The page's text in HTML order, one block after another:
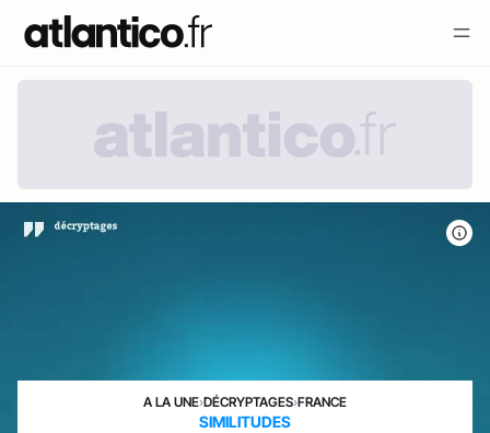
A LA UNE›DÉCRYPTAGES›FRANCE
SIMILITUDES